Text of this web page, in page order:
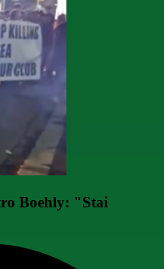
Boehly: "Stai